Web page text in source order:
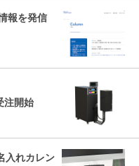
報を発信
注開始
入れカレン